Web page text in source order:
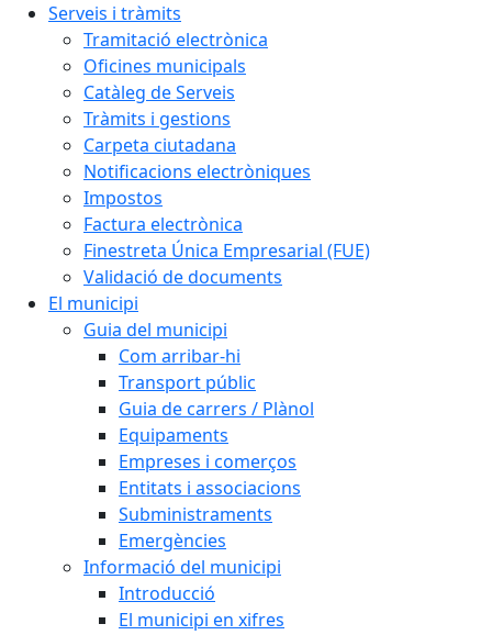
Serveis i tràmits
Tramitació electrònica
Oficines municipals
Catàleg de Serveis
Tràmits i gestions
Carpeta ciutadana
Notificacions electròniques
Impostos
Factura electrònica
Finestreta Única Empresarial (FUE)
Validació de documents
El municipi
Guia del municipi
Com arribar-hi
Transport públic
Guia de carrers / Plànol
Equipaments
Empreses i comerços
Entitats i associacions
Subministraments
Emergències
Informació del municipi
Introducció
El municipi en xifres